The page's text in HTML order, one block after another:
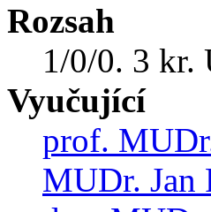
Rozsah
1/0/0. 3 kr.
Vyučující
prof.
MUDr. Jan